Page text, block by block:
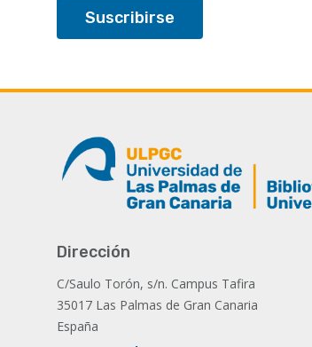
Dirección
C/Saulo Torón, s/n. Campus Tafira
35017 Las Palmas de Gran Canaria
España